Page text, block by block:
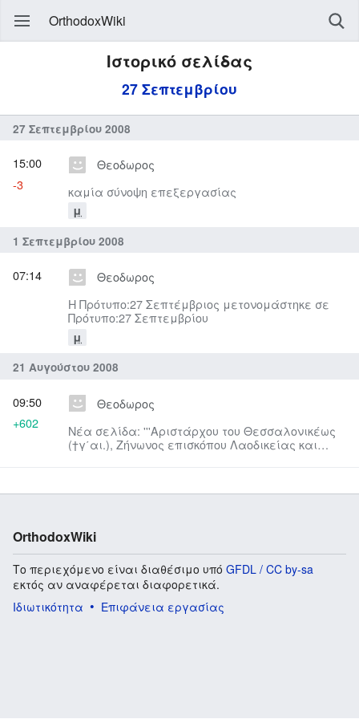
OrthodoxWiki
Ιστορικό σελίδας
27 Σεπτεμβρίου
27 Σεπτεμβρίου 2008
Θεοδωρος
καμία σύνοψη επεξεργασίας
μ
15:00
-3
1 Σεπτεμβρίου 2008
Θεοδωρος
Η Πρότυπο:27 Σεπτέμβριος μετονομάστηκε σε
Πρότυπο:27 Σεπτεμβρίου
μ
07:14
21 Αυγούστου 2008
Θεοδωρος
Νέα σελίδα: '''Αριστάρχου του Θεσσαλονικέως
(†γ΄αι.), Ζήνωνος επισκόπου Λαοδικείας και
09:50
+602
OrthodoxWiki
Το περιεχόμενο είναι διαθέσιμο υπό GFDL / CC by-sa
εκτός αν αναφέρεται διαφορετικά.
Ιδιωτικότητα
Επιφάνεια εργασίας